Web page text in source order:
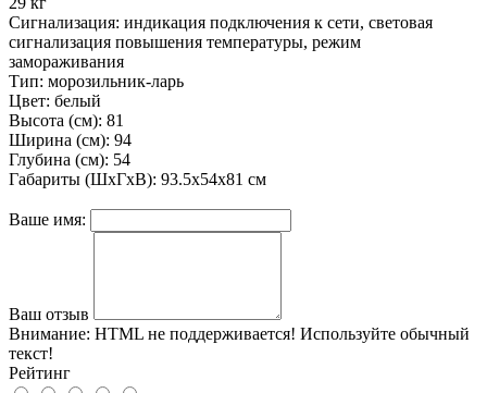
Сигнализация: индикация подключения к сети, световая
сигнализация повышения температуры, режим
замораживания
Тип: морозильник-ларь
Цвет: белый
Высота (см): 81
Ширина (см): 94
Глубина (см): 54
Габариты (ШхГхВ): 93.5x54x81 см
Ваше имя:
Ваш отзыв
Внимание: HTML не поддерживается! Используйте обычный
текст!
Рейтинг